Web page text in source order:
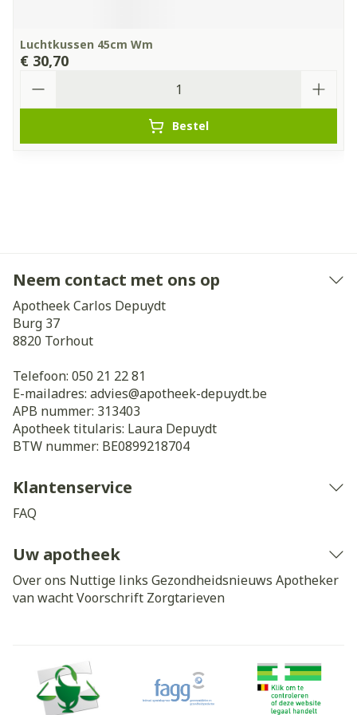
Luchtkussen 45cm Wm
€ 30,70
Bestel
Neem contact met ons op
Apotheek Carlos Depuydt
Burg 37
8820 Torhout
Telefoon: 050 21 22 81
E-mailadres: advies@apotheek-depuydt.be
APB nummer: 313403
Apotheek titularis: Laura Depuydt
BTW nummer: BE0899218704
Klantenservice
FAQ
Uw apotheek
Over ons Nuttige links Gezondheidsnieuws Apotheker
van wachtVoorschrift Zorgtarieven